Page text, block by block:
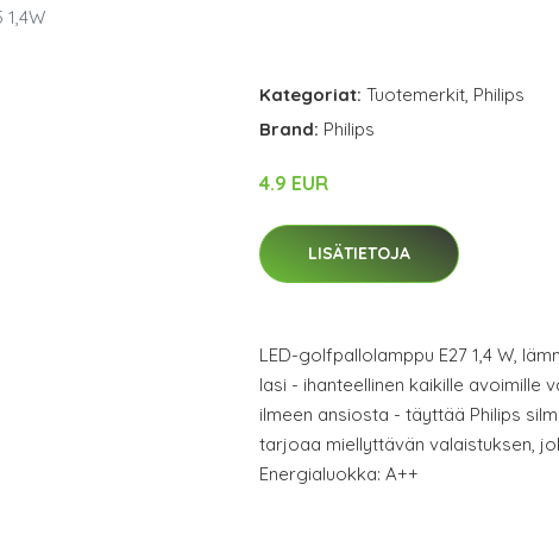
1,4W
Kategoriat: Tuotemerkit, Philips
Brand: Philips
4.9 EUR
LISÄTIETOJA
LED-golfpallolamppu E27 1,4 W,
lasi - ihanteellinen kaikille avoimille
ilmeen ansiosta - täyttää Philips
tarjoaa miellyttävän valaistuksen,
Energialuokka: A++